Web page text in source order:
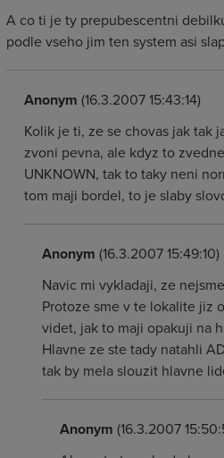
A co ti je ty prepubescentni
podle vseho jim ten system asi
Anonym (16.3.2007 15:43:14)
Kolik je ti, ze se chovas jak tak
zvoni pevna, ale kdyz to
UNKNOWN, tak to taky neni
tom maji bordel, to je slaby
Anonym (16.3.2007 15:49:10)
Navic mi vykladaji, ze
Protoze sme v te lokalite jiz
videt, jak to maji opakuji na
Hlavne ze ste tady natahli
tak by mela slouzit hlavne
Anonym (16.3.2007